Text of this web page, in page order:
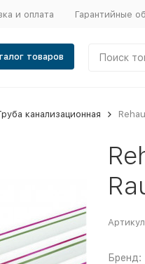
и оплата Гарантийные
товаров
канализационная
Бренд: